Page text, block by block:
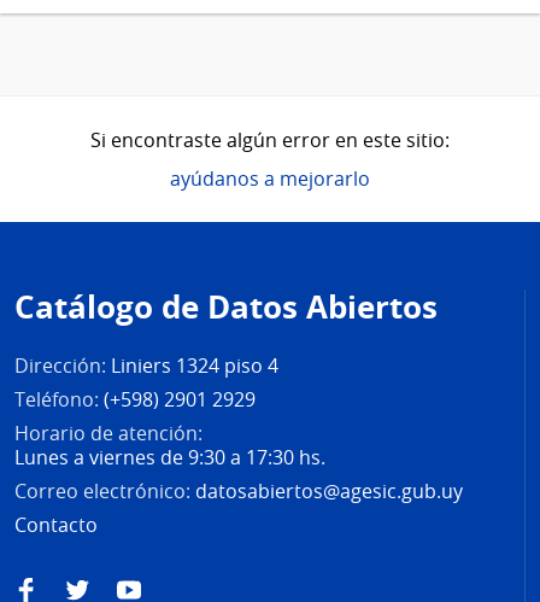
Si encontraste algún error en este sitio:
ayúdanos a mejorarlo
de
página
Catálogo de Datos Abiertos
Dirección: Liniers 1324 piso 4
Teléfono: (+598) 2901 2929
Horario de atención:
Lunes a viernes de 9:30 a 17:30 hs.
Correo electrónico: datosabiertos@agesic.gub.uy
Contacto
FacebookTwitterYouTube